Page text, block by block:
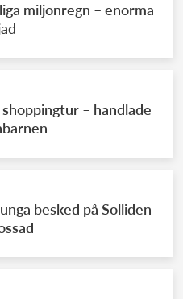
miljonregn – enorma
– handlade
besked på Solliden